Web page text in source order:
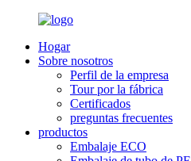
Hogar
Sobre nosotros
Perfil de la empresa
Tour por la fábrica
Certificados
preguntas frecuentes
productos
Embalaje ECO